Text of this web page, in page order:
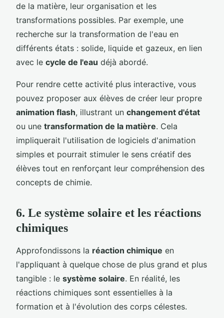
de la matière, leur organisation et les
transformations possibles. Par exemple, une
recherche sur la transformation de l'eau en
différents états : solide, liquide et gazeux, en lien
avec le cycle de l'eau déjà abordé.
Pour rendre cette activité plus interactive, vous
pouvez proposer aux élèves de créer leur propre
animation flash, illustrant un changement d'état
ou une transformation de la matière. Cela
impliquerait l'utilisation de logiciels d'animation
simples et pourrait stimuler le sens créatif des
élèves tout en renforçant leur compréhension des
concepts de chimie.
6. Le système solaire et les réactions
chimiques
Approfondissons la réaction chimique en
l'appliquant à quelque chose de plus grand et plus
tangible : le système solaire. En réalité, les
réactions chimiques sont essentielles à la
formation et à l'évolution des corps célestes.